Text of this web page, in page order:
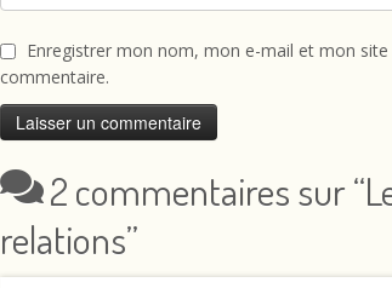
Enregistrer mon nom, mon e-mail et mon
commentaire.
2 commentaires sur “
relations”